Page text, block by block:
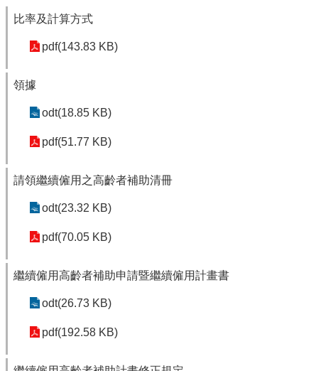
比率及計算方式
pdf(143.83 KB)
領據
odt(18.85 KB)
pdf(51.77 KB)
請領繼續僱用之高齡者補助清冊
odt(23.32 KB)
pdf(70.05 KB)
繼續僱用高齡者補助申請暨繼續僱用計畫書
odt(26.73 KB)
pdf(192.58 KB)